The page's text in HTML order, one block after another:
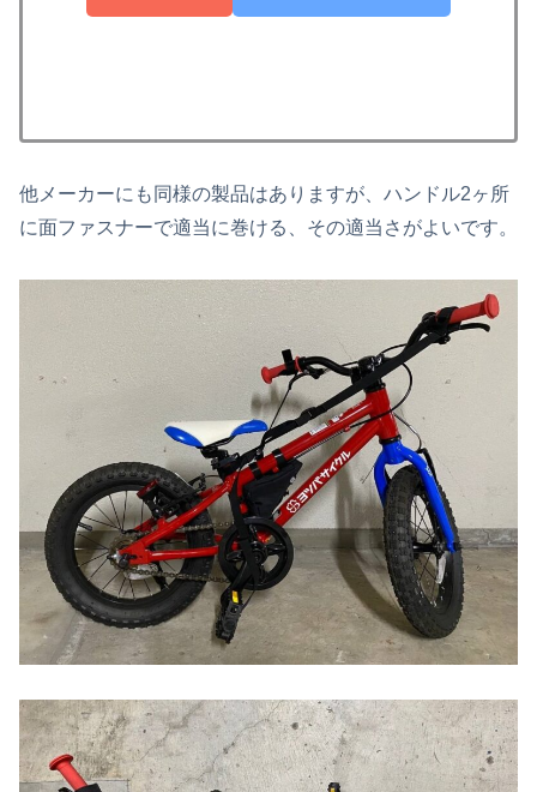
他メーカーにも同様の製品はありますが、ハンドル2ヶ所
に面ファスナーで適当に巻ける、その適当さがよいです。